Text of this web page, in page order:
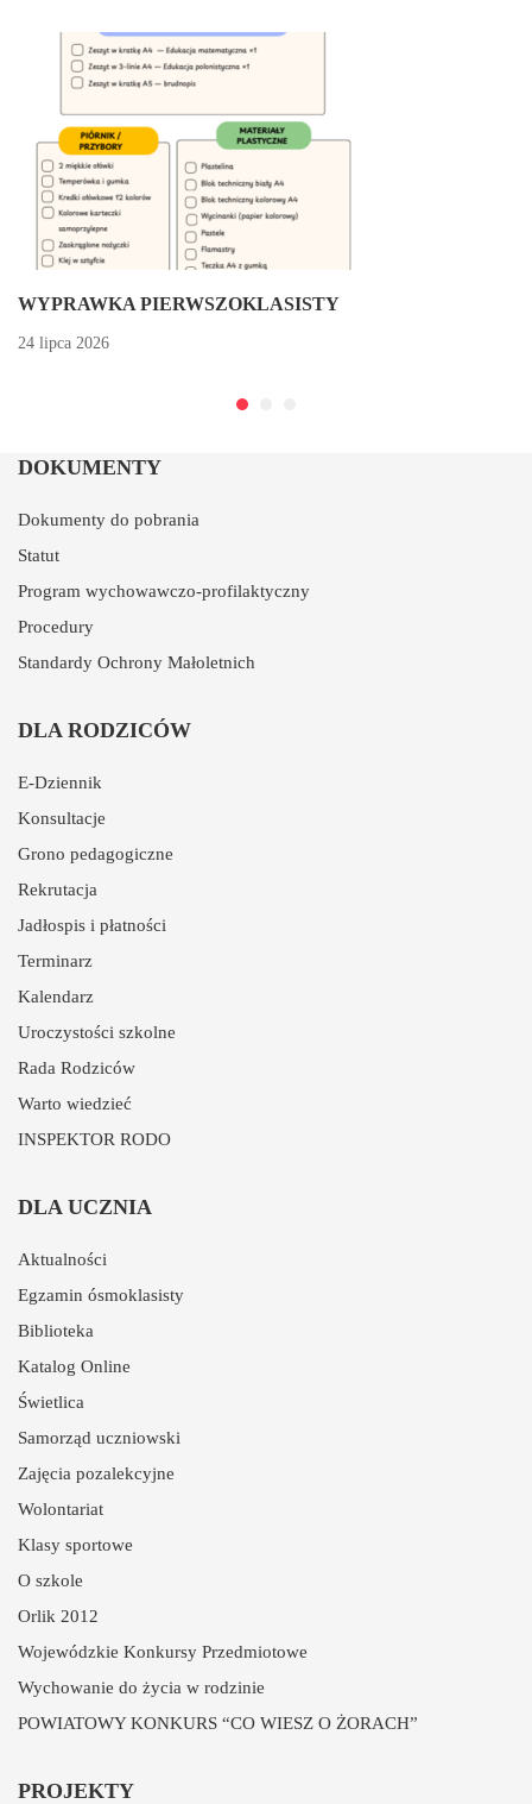
WYPRAWKA PIERWSZOKLASISTY
24 lipca 2026
DOKUMENTY
Dokumenty do pobrania
Statut
Program wychowawczo-profilaktyczny
Procedury
Standardy Ochrony Małoletnich
DLA RODZICÓW
E-Dziennik
Konsultacje
Grono pedagogiczne
Rekrutacja
Jadłospis i płatności
Terminarz
Kalendarz
Uroczystości szkolne
Rada Rodziców
Warto wiedzieć
INSPEKTOR RODO
DLA UCZNIA
Aktualności
Egzamin ósmoklasisty
Biblioteka
Katalog Online
Świetlica
Samorząd uczniowski
Zajęcia pozalekcyjne
Wolontariat
Klasy sportowe
O szkole
Orlik 2012
Wojewódzkie Konkursy Przedmiotowe
Wychowanie do życia w rodzinie
POWIATOWY KONKURS “CO WIESZ O ŻORACH”
PROJEKTY